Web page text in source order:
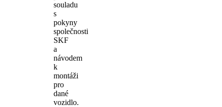
souladu
s
pokyny
společnosti
SKF
a
návodem
k
montáži
pro
dané
vozidlo.